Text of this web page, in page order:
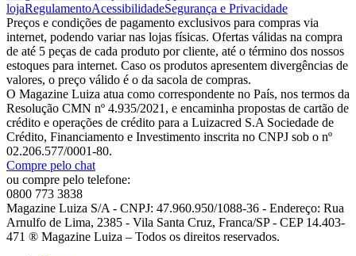
lojaRegulamentoAcessibilidadeSegurança e Privacidade
Preços e condições de pagamento exclusivos para compras via
internet, podendo variar nas lojas físicas. Ofertas válidas na compra
de até 5 peças de cada produto por cliente, até o término dos nossos
estoques para internet. Caso os produtos apresentem divergências de
valores, o preço válido é o da sacola de compras.
O Magazine Luiza atua como correspondente no País, nos termos da
Resolução CMN nº 4.935/2021, e encaminha propostas de cartão de
crédito e operações de crédito para a Luizacred S.A Sociedade de
Crédito, Financiamento e Investimento inscrita no CNPJ sob o nº
02.206.577/0001-80.
Compre pelo chat
ou compre pelo telefone:
0800 773 3838
Magazine Luiza S/A - CNPJ: 47.960.950/1088-36 - Endereço: Rua
Arnulfo de Lima, 2385 - Vila Santa Cruz, Franca/SP - CEP 14.403-
471 ® Magazine Luiza – Todos os direitos reservados.